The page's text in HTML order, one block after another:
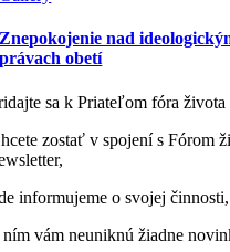
Znepokojenie nad
právach obetí
sa k Priateľom fóra života
zostať v spojení s Fórom
informujeme o svojej
ním vám neuniknú žiadne